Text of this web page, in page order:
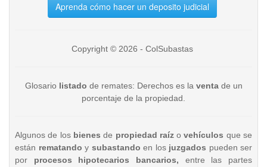
Aprenda cómo hacer un deposito judicial
Copyright © 2026 - ColSubastas
Glosario listado de remates: Derechos es la ventade un
porcentaje de la propiedad.
Algunos de los bienesde propiedad raízo vehículos que se
están rematando y subastando en los juzgados pueden ser
por procesos hipotecarios bancarios, entre las partes